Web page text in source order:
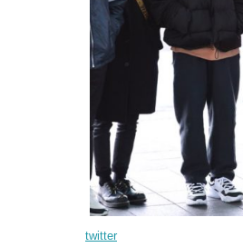
twitter